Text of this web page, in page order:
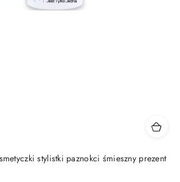
stylistki paznokci śmieszny prezent